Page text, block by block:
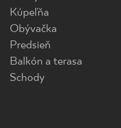
Kúpeľňa
Obývačka
Predsieň
Balkón a terasa
Schody